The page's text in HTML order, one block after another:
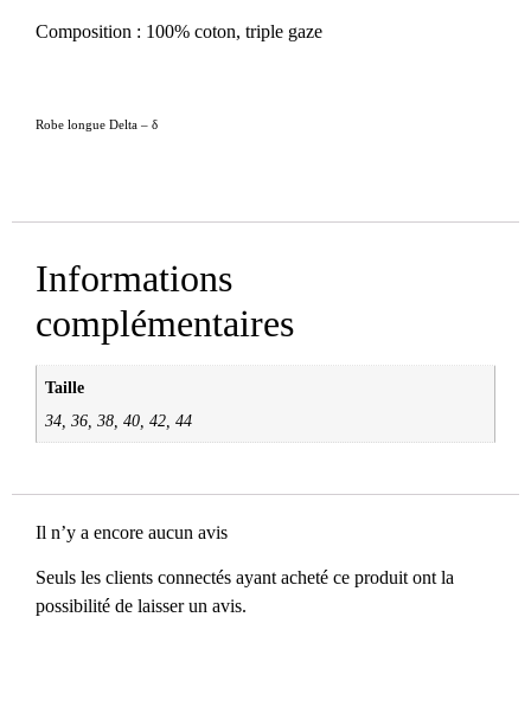
Composition : 100% coton, triple gaze
Robe longue Delta – δ
Informations
complémentaires
Taille
34, 36, 38, 40, 42, 44
Il n’y a encore aucun avis
Seuls les clients connectés ayant acheté ce produit ont la
possibilité de laisser un avis.